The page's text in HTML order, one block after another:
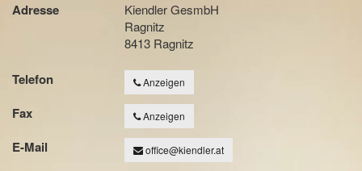
Adresse
Kiendler GesmbH
Ragnitz
8413 Ragnitz
Telefon Anzeigen
Fax Anzeigen
E-Mail office@kiendler.at